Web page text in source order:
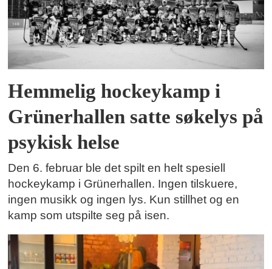
Hemmelig hockeykamp i
Grünerhallen satte søkelys på
psykisk helse
Den 6. februar ble det spilt en helt spesiell
hockeykamp i Grünerhallen. Ingen tilskuere,
ingen musikk og ingen lys. Kun stillhet og en
kamp som utspilte seg på isen.